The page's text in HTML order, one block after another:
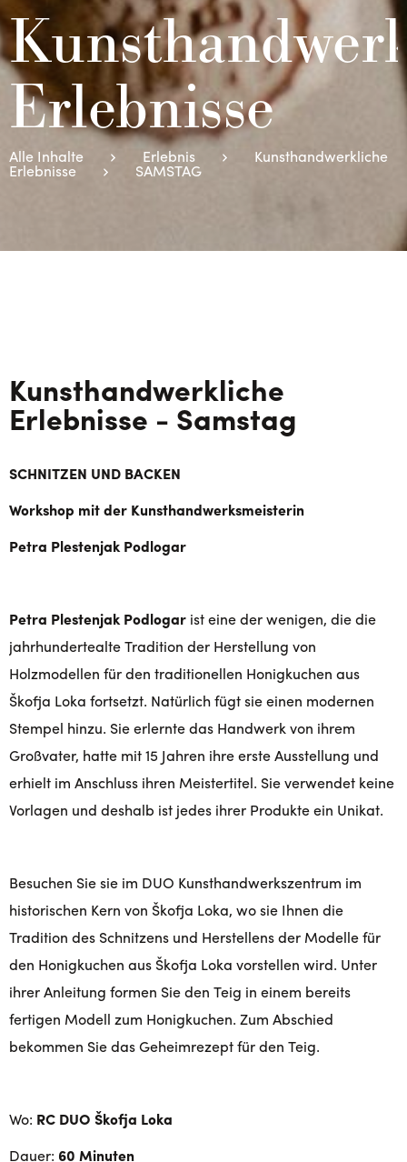
Erlebnisse
Alle Inhalte Erlebnis Kunsthandwerkliche
Erlebnisse SAMSTAG
Kunsthandwerkliche
Erlebnisse - Samstag
SCHNITZEN UND BACKEN
Workshop mit der Kunsthandwerksmeisterin
Petra Plestenjak Podlogar
Petra Plestenjak Podlogar ist eine der wenigen, die die
jahrhundertealte Tradition der Herstellung von
Holzmodellen für den traditionellen Honigkuchen aus
Škofja Loka fortsetzt. Natürlich fügt sie einen modernen
Stempel hinzu. Sie erlernte das Handwerk von ihrem
Großvater, hatte mit 15 Jahren ihre erste Ausstellung und
erhielt im Anschluss ihren Meistertitel. Sie verwendet keine
Vorlagen und deshalb ist jedes ihrer Produkte ein Unikat.
Besuchen Sie sie im DUO Kunsthandwerkszentrum im
historischen Kern von Škofja Loka, wo sie Ihnen die
Tradition des Schnitzens und Herstellens der Modelle für
den Honigkuchen aus Škofja Loka vorstellen wird. Unter
ihrer Anleitung formen Sie den Teig in einem bereits
fertigen Modell zum Honigkuchen. Zum Abschied
bekommen Sie das Geheimrezept für den Teig.
Wo: RC DUO Škofja Loka
Dauer: 60 Minuten